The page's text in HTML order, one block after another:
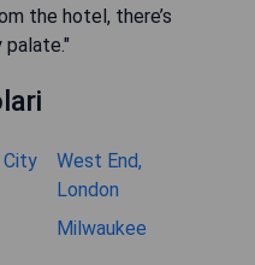
the hotel, there’s
City
West End,
London
Milwaukee